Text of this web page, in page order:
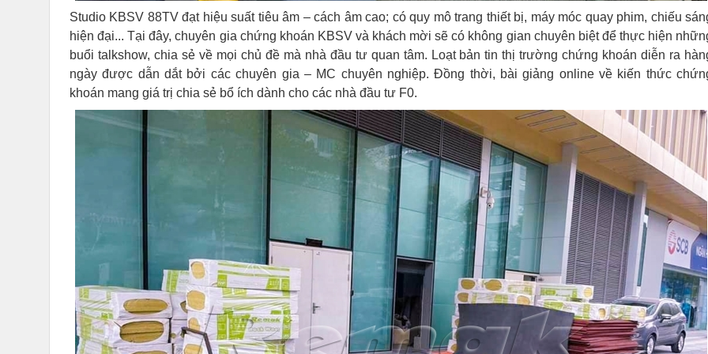
Studio KBSV 88TV đạt hiệu suất tiêu âm – cách âm cao; có quy mô trang thiết bị, máy móc quay phim, chiếu
hiện đại... Tại đây, chuyên gia chứng khoán KBSV và khách mời sẽ có không gian chuyên biệt để thực hiện
buổi talkshow, chia sẻ về mọi chủ đề mà nhà đầu tư quan tâm. Loạt bản tin thị trường chứng khoán diễn ra
ngày được dẫn dắt bởi các chuyên gia – MC chuyên nghiệp. Đồng thời, bài giảng online về kiến thức
khoán mang giá trị chia sẻ bổ ích dành cho các nhà đầu tư F0.